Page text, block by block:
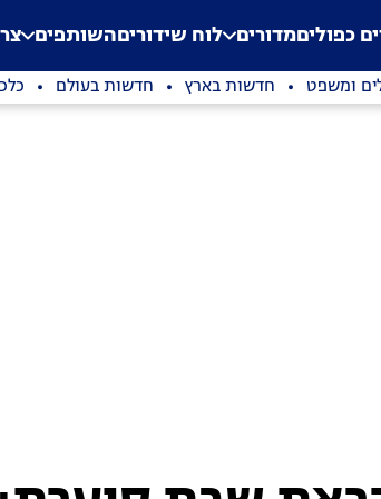
Application error: a
. כפוליםמדורים לוח שידוריםהשותפים
ומשפט חדשות בארץ חדשות בעולם